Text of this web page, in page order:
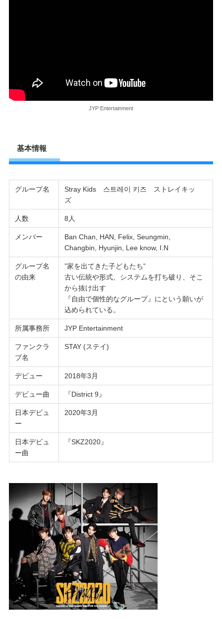
JYP Entertainment
基本情報
グループ名
Stray Kids 스트레이 키즈 ストレイキッ
ズ
人数 8人
メンバー
Ban Chan, HAN, Felix, Seungmin,
Changbin, Hyunjin, Lee know, I.N
グループ名
の由来
”家を出てきた子どもたち”
古い伝統や形式、システムを打ち破り、そこ
から抜け出す
『自由で個性的なグループ』にという願いが
込められている。
所属事務所 JYP Entertainment
ファンクラ
ブ名
STAY (ステイ)
デビュー 2018年3月
デビュー曲 『District 9』
日本デビュ
ー
2020年3月
日本デビュ
ー曲
『SKZ2020』